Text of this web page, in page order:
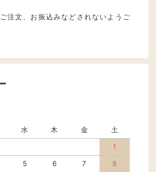
注文、お振込みなどされないようご
水 木 金
土
1
5 6 7
8